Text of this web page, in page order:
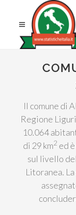
Il comune di
Regione
10.064
di 29 km2 ed
sul livello
Litoranea.